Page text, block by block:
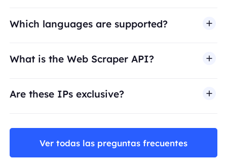
Which languages are supported?
What is the Web Scraper API?
Are these IPs exclusive?
Ver todas las preguntas frecuentes